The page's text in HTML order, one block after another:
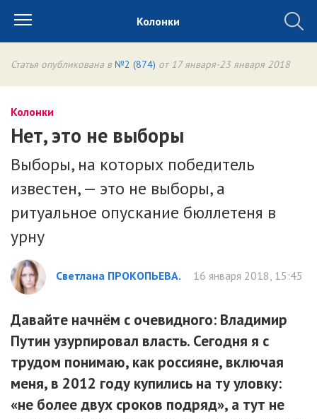
Колонки
Статья опубликована в №2 (874) от 17 января-23 января 2018
Колонки
Нет, это не выборы
Выборы, на которых победитель
известен, — это не выборы, а
ритуальное опускание бюллетеня в
урну
Светлана ПРОКОПЬЕВА. 16 января 2018, 15:45
Давайте начнём с очевидного: Владимир
Путин узурпировал власть. Сегодня я с
трудом понимаю, как россияне, включая
меня, в 2012 году купились на ту уловку:
«не более двух сроков подряд», а тут не